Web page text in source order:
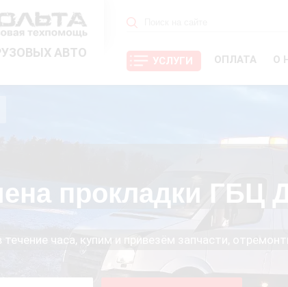
АВТО
УСЛУГИ ОПЛАТА О
прокладки ГБЦ
часа, купим и привезём запчасти,